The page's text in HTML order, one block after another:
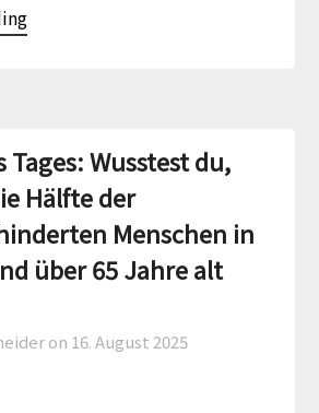
Tages: Wusstest du,
Hälfte der
Menschen in
über 65 Jahre alt
on 16. August 2025